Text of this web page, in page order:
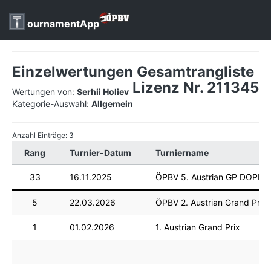
ournamentApp
Einzelwertungen Gesamtrangliste
Lizenz Nr. 211345
Wertungen von: Serhii Holiev
Kategorie-Auswahl: Allgemein
Anzahl Einträge: 3
Rang Turnier-Datum Turniername
33 16.11.2025 ÖPBV 5. Austrian GP
5 22.03.2026 ÖPBV 2. Austrian Grand Prix
1 01.02.2026 1. Austrian Grand Prix